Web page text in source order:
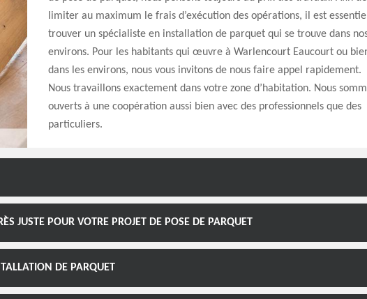
limiter au maximum le frais d’exécution des opérations, il est
trouver un spécialiste en installation de parquet qui se trouve dans
environs. Pour les habitants qui œuvre à Warlencourt Eaucourt ou
dans les environs, nous vous invitons de nous faire appel rapidement.
Nous travaillons exactement dans votre zone d’habitation. Nous
ouverts à une coopération aussi bien avec des professionnels que des
particuliers.
JUSTE POUR VOTRE PROJET DE POSE DE PARQUET
DE PARQUET